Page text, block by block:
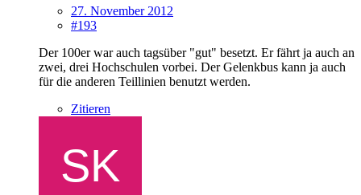
27. November 2012
#193
Der 100er war auch tagsüber "gut" besetzt. Er fährt ja auch an
zwei, drei Hochschulen vorbei. Der Gelenkbus kann ja auch
für die anderen Teillinien benutzt werden.
Zitieren